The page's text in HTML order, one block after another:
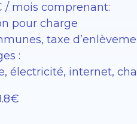
/ mois comprenant:
pour charge
taxe
:
électricité, internet,